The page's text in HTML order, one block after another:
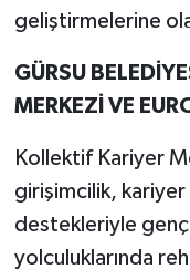
geliştirmelerine
GÜRSU
MERKEZİ VE
Kollektif Kariyer
girişimcilik, kariyer
destekleriyle
yolculuklarında